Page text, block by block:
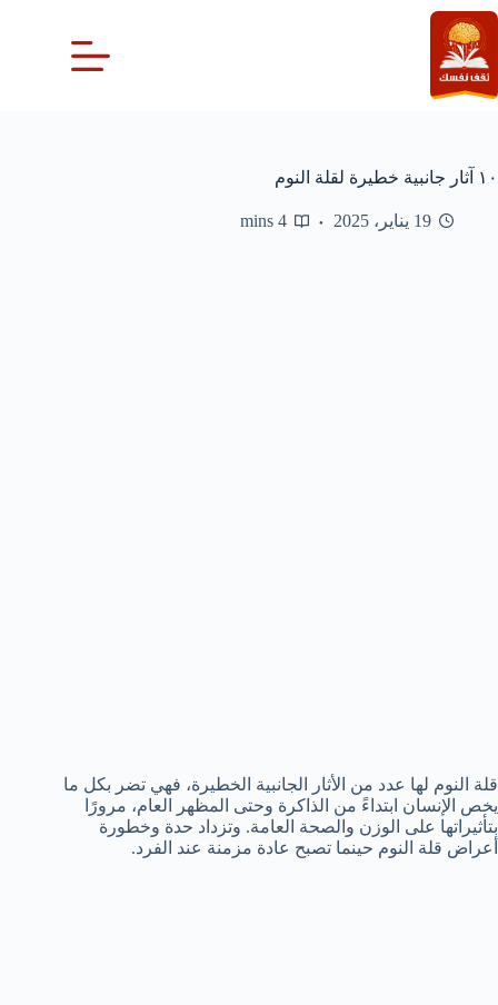
التجاوز
إلى
المحتوى
١٠ آثار جانبية خطيرة لقلة النوم
19 يناير، 2025 4 mins
قلة النوم لها عدد من الأثار الجانبية الخطيرة، فهي تضر بكل ما
يخص الإنسان ابتداءً من الذاكرة وحتى المظهر العام، مرورًا
بتأثيراتها على الوزن والصحة العامة. وتزداد حدة وخطورة
أعراض قلة النوم حينما تصبح عادة مزمنة عند الفرد.